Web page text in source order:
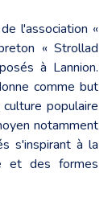
l'association «
« Strollad
à Lannion.
comme but
populaire
notamment
s'inspirant à la
et des formes